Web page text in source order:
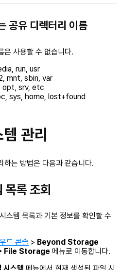
공유 디렉터리 이름
은 사용할 수 없습니다.
run, usr
mnt, sbin, var
opt, srv, etc
sys, home, lost+found
관리
하는 방법은 다음과 같습니다.
목록 조회
스템 목록과 기본 정보를 확인할 수
드 콘솔 > Beyond Storage
File Storage 메뉴로 이동합니다.